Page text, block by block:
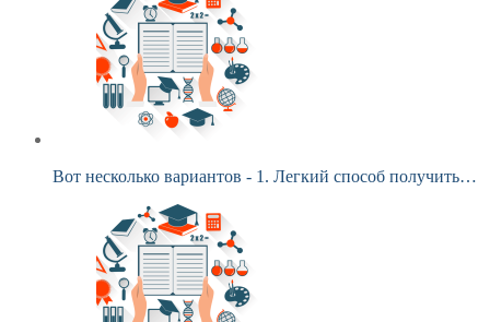
Вот несколько вариантов - 1. Легкий способ получить…